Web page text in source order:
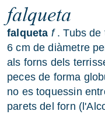
falqueta
falqueta f. Tubs de
6 cm de diàmetre
als forns dels
peces de forma
no es toquessin
parets del forn